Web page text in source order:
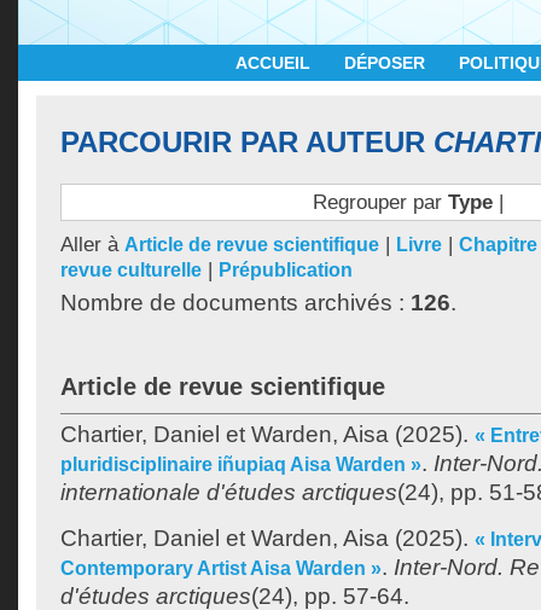
ACCUEIL DÉPOSER
PARCOURIR PAR AUTEUR
Regrouper par Type|
Aller à Article de revue scientifique | Livre |
revue culturelle | Prépublication
Nombre de documents archivés : 126.
Article de revue scientifique
Chartier, Daniel et Warden, Aisa (2025). «
pluridisciplinaire iñupiaq Aisa Warden ». Inter-
internationale d'études arctiques(24), pp. 51-
Chartier, Daniel et Warden, Aisa (2025). «
Contemporary Artist Aisa Warden ». Inter-Nord.
d'études arctiques(24), pp. 57-64.